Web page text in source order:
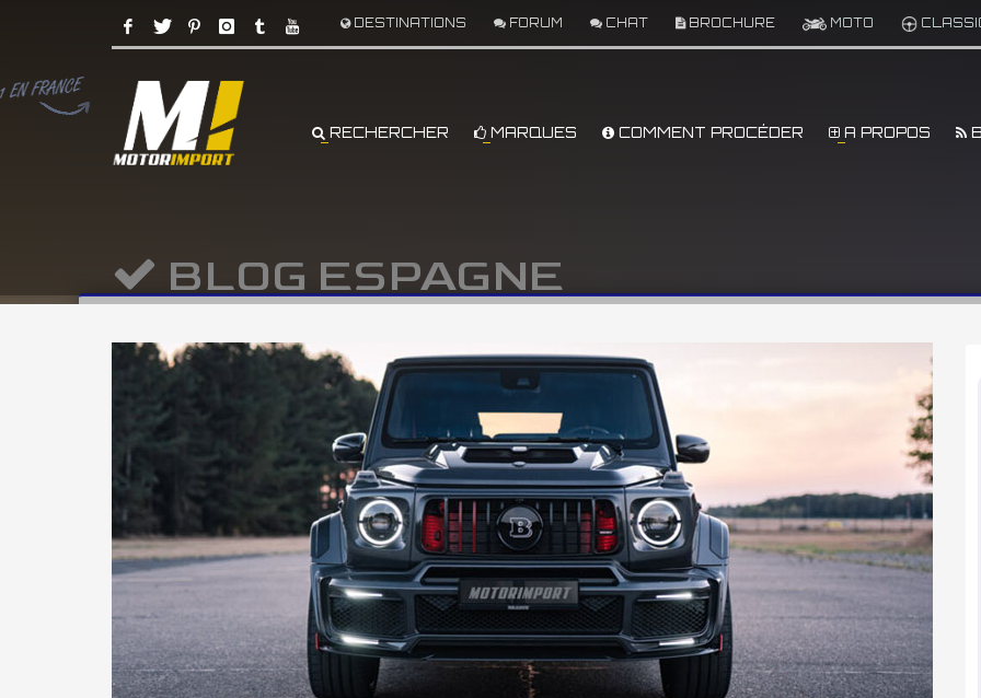
DESTINATIONS FORUM CHAT BROCHURE MOTO
RECHERCHER MARQUES COMMENT PROCÉDER A PROPOS
BLOG ESPAGNE